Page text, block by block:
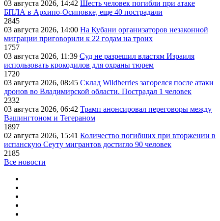
03 августа 2026, 14:42 Шесть человек погибли при атаке
БПЛА в Архипо-Осиповке, еще 40 пострадали
2845
03 августа 2026, 14:00 На Кубани организаторов незаконной
миграции приговорили к 22 годам на троих
1757
03 августа 2026, 11:39 Суд не разрешил властям Израиля
использовать крокодилов для охраны тюрем
1720
03 августа 2026, 08:45 Склад Wildberries загорелся после атаки
дронов во Владимирской области. Пострадал 1 человек
2332
03 августа 2026, 06:42 Трамп анонсировал переговоры между
Вашингтоном и Тегераном
1897
02 августа 2026, 15:41 Количество погибших при вторжении в
испанскую Сеуту мигрантов достигло 90 человек
2185
Все новости